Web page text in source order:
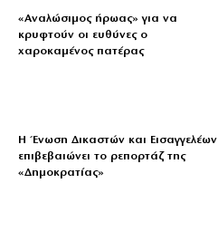
«Aναλώσιμος ήρωας» για να
κρυφτούν οι ευθύνες ο
χαροκαμένος πατέρας
Η Ένωση Δικαστών και Εισαγγελέων
επιβεβαιώνει το ρεπορτάζ της
«Δημοκρατίας»